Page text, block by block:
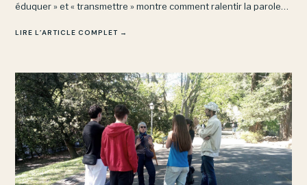
éduquer » et « transmettre » montre comment ralentir la parole
LIRE L’ARTICLE COMPLET →